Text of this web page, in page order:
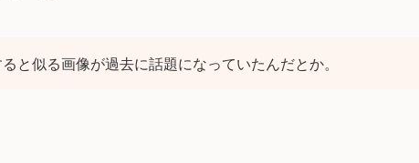
と似る画像が過去に話題になっていたんだとか。